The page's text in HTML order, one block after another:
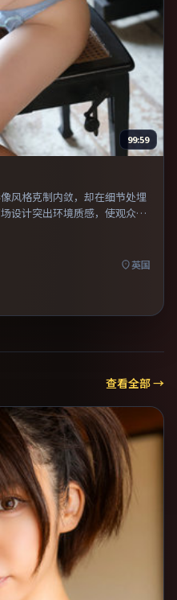
99:59
风格克制内敛，却在细节处埋
设计突出环境质感，使观众更
运母题的影迷。
英国
查看全部 →